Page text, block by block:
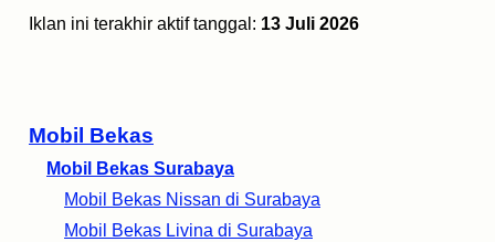
Mobil Bekas
Mobil Bekas Surabaya
Mobil Bekas Nissan di Surabaya
Mobil Bekas Livina di Surabaya
Iklan ini terakhir aktif tanggal: 13 Juli 2026